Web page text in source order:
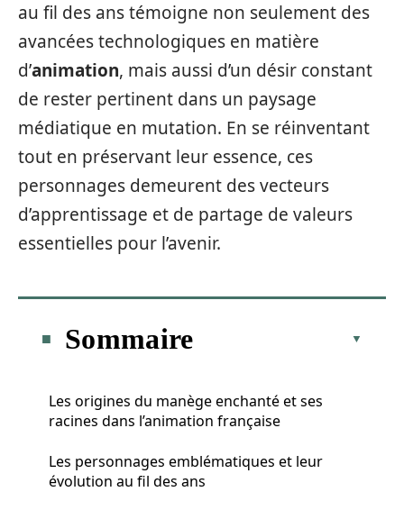
au fil des ans témoigne non seulement des
avancées technologiques en matière
d’animation, mais aussi d’un désir constant
de rester pertinent dans un paysage
médiatique en mutation. En se réinventant
tout en préservant leur essence, ces
personnages demeurent des vecteurs
d’apprentissage et de partage de valeurs
essentielles pour l’avenir.
Sommaire
Les origines du manège enchanté et ses
racines dans l’animation française
Les personnages emblématiques et leur
évolution au fil des ans